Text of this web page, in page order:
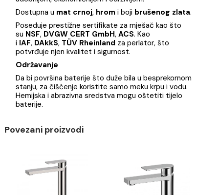
Šta to znači za korisnika i životnu sredinu?
Za korisnika, to znači niže račune za vodu i efikasno
korišćenje resursa bez gubitka na komforu. Za životnu
sredinu, manja potrošnja vode doprinosi očuvanju
prirodnih resursa i smanjenju ekološkog otiska, što čini
ovaj model baterije ekološki odgovornim izborom.
Ova baterija je savršen izbor za one koji žele da
kombinuju moderan dizajn, dugotrajnost i ekološku
svest, čineći vašu svakodnevnu rutinu u kupatilu
udobnijom, ekonomičnijom i održivijom.
Poseduje prestižne sertifikate za mješač kao što
,
potvrđuje njen kvalitet i sigurnost.
Održavanje
Da bi površina baterije što duže bila u besprekornom